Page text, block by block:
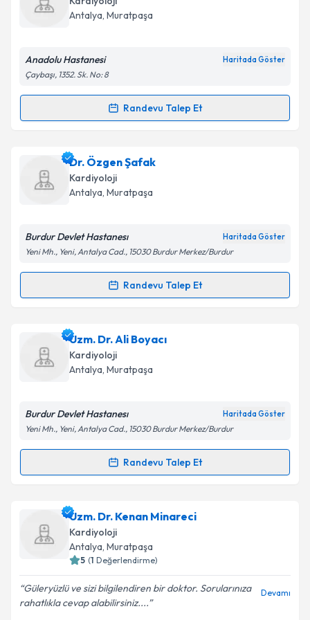
takvim hazırlandığında e-posta ile bilgilendireceğiz.
Kişisel verilerimin işlenmesine ilişkin
Metni'ni okudum ve kişisel verilerimin belirtilen
Takvim Talebini Gönder
Antalya, Muratpaşa
Anadolu Hastanesi Haritada Göster
Çaybaşı, 1352. Sk. No: 8
Randevu Talep Et
Randevu Takvimi Talebi
Uzm. Dr. Murat Esiniçin randevu takvimi talebi
oluşturun. Size bu uzmandan randevu almanız için bir
takvim hazırlandığında e-posta ile bilgilendireceğiz.
Kişisel verilerimin işlenmesine ilişkin
Metni'ni okudum ve kişisel verilerimin belirtilen
Takvim Talebini Gönder
Dr. Özgen Şafak
Kardiyoloji
Antalya, Muratpaşa
Burdur Devlet Hastanesı Haritada Göster
Yeni Mh., Yeni, Antalya Cad., 15030 Burdur Merkez/Burdur
Randevu Talep Et
Randevu Takvimi Talebi
Dr. Özgen Şafakiçin randevu takvimi talebi
oluşturun. Size bu uzmandan randevu almanız için bir
takvim hazırlandığında e-posta ile bilgilendireceğiz.
Kişisel verilerimin işlenmesine ilişkin
Metni'ni okudum ve kişisel verilerimin belirtilen
Takvim Talebini Gönder
Uzm. Dr. Ali Boyacı
Kardiyoloji
Antalya, Muratpaşa
Burdur Devlet Hastanesı Haritada Göster
Yeni Mh., Yeni, Antalya Cad., 15030 Burdur Merkez/Burdur
Randevu Talep Et
Randevu Takvimi Talebi
Uzm. Dr. Ali Boyacıiçin randevu takvimi talebi
oluşturun. Size bu uzmandan randevu almanız için bir
takvim hazırlandığında e-posta ile bilgilendireceğiz.
Uzm. Dr. Kenan Minareci
Kardiyoloji
Antalya, Muratpaşa
5 (1 Değerlendirme)
Güleryüzlü ve sizi bilgilendiren bir doktor. Sorularınıza
rahatlıkla cevap alabilirsiniz....
Devamı